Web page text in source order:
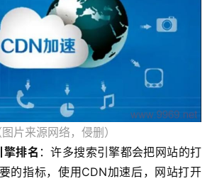
图片来源网络，侵删）
擎排名 ：许多搜索引擎都会把网站的打
的指标，使用CDN加速后，网站打开